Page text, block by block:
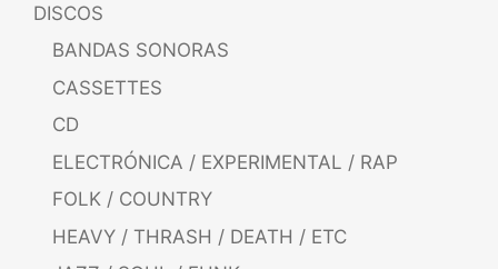
DISCOS
BANDAS SONORAS
CASSETTES
CD
ELECTRÓNICA / EXPERIMENTAL / RAP
FOLK / COUNTRY
HEAVY / THRASH / DEATH / ETC